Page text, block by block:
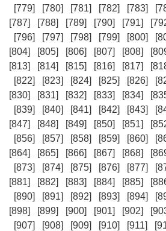
[779]
[780] [781] [782] [783]
[787]
[788] [789] [790] [791]
[796]
[797] [798] [799] [800]
[804]
[805] [806] [807] [808]
[813]
[814] [815] [816] [817]
[822]
[823] [824] [825] [826]
[830]
[831] [832] [833] [834]
[839]
[840] [841] [842] [843]
[847]
[848] [849] [850] [851]
[856]
[857] [858] [859] [860]
[864]
[865] [866] [867] [868]
[873]
[874] [875] [876] [877]
[881]
[882] [883] [884] [885]
[890]
[891] [892] [893] [894]
[898]
[899] [900] [901] [902]
[907]
[908] [909] [910] [911]